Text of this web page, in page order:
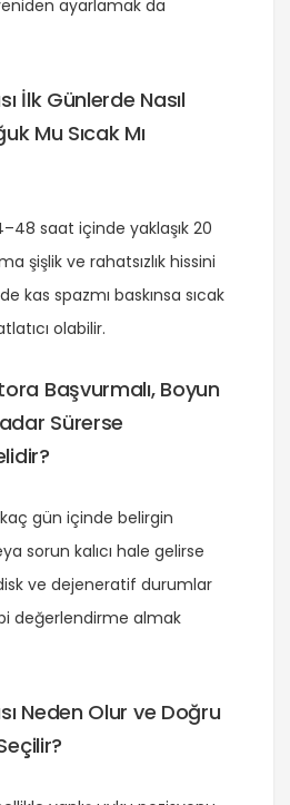
ayarlamak da
İlk Günlerde Nasıl
Mu Sıcak Mı
saat içinde yaklaşık 20
şişlik ve rahatsızlık hissini
kas spazmı baskınsa sıcak
olabilir.
Başvurmalı, Boyun
Sürerse
gün içinde belirgin
sorun kalıcı hale gelirse
ve dejeneratif durumlar
değerlendirme almak
Neden Olur ve Doğru